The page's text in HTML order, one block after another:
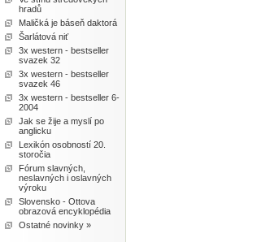
hradů
Maličká je báseň daktorá
Šarlátová niť
3x western - bestseller
svazek 32
3x western - bestseller
svazek 46
3x western - bestseller 6-
2004
Jak se žije a myslí po
anglicku
Lexikón osobností 20.
storočia
Fórum slavných,
neslavných i oslavných
výroku
Slovensko - Ottova
obrazová encyklopédia
Ostatné novinky »